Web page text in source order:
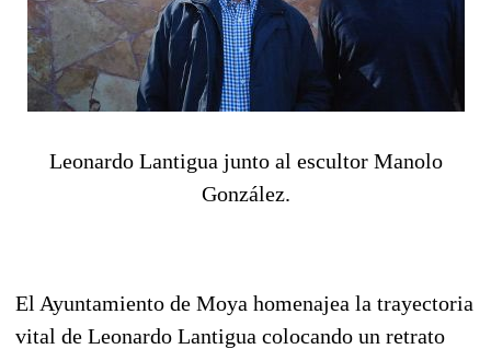
Leonardo Lantigua junto al escultor Manolo
González.
El Ayuntamiento de Moya homenajea la trayectoria
vital de Leonardo Lantigua colocando un retrato